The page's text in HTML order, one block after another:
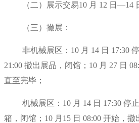
（二）展示交易10 月 12 日—14
（三）撤展：
非机械展区：10 月 14 日 17:30
21:00 撤出展品，闭馆；10 月 27 日
直至完毕；
机械展区：10 月 14 日 17:30 停
箱，闭馆；10 月15 日 08:00 开始，